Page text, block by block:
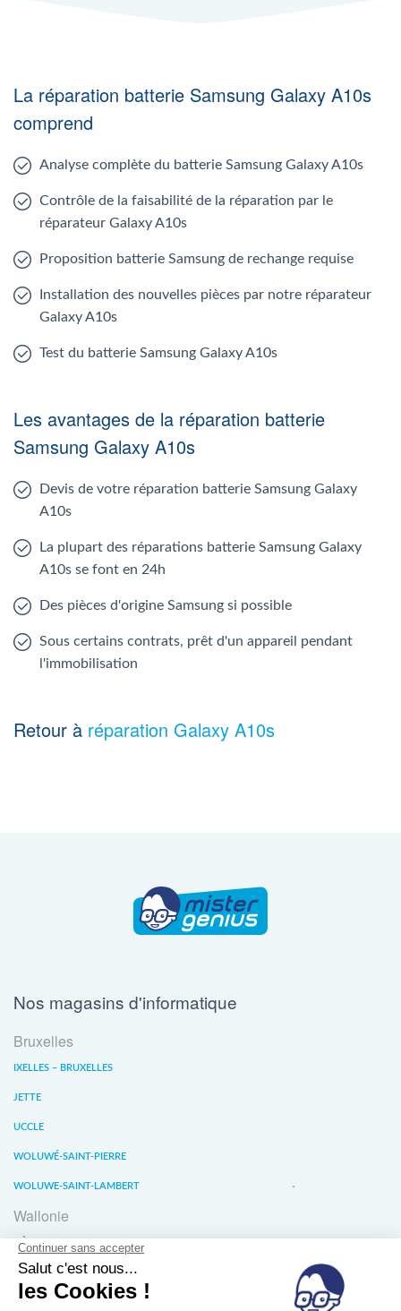
La réparation batterie Samsung Galaxy A10s
comprend
Analyse complète du batterie Samsung Galaxy A10s
Contrôle de la faisabilité de la réparation par le
réparateur Galaxy A10s
Proposition batterie Samsung de rechange requise
Installation des nouvelles pièces par notre réparateur
Galaxy A10s
Test du batterie Samsung Galaxy A10s
Les avantages de la réparation batterie
Samsung Galaxy A10s
Devis de votre réparation batterie Samsung Galaxy
A10s
La plupart des réparations batterie Samsung Galaxy
A10s se font en 24h
Des pièces d'origine Samsung si possible
Sous certains contrats, prêt d'un appareil pendant
l'immobilisation
Retour à réparation Galaxy A10s
Nos magasins d'informatique
Bruxelles
IXELLES – BRUXELLES
JETTE
UCCLE
WOLUWÉ-SAINT-PIERRE
WOLUWE-SAINT-LAMBERT
Wallonie
LIÈGE
WATERLOO
WAVRE